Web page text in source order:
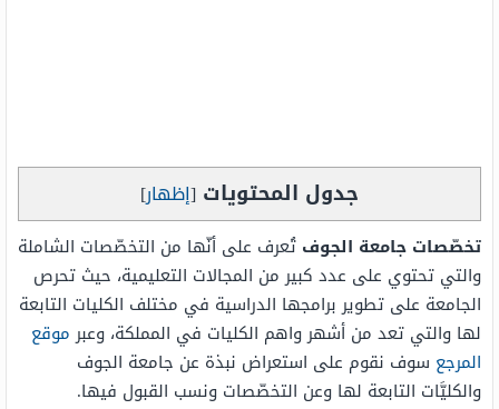
جدول المحتويات [إظهار]
تخصّصات جامعة الجوف تُعرف على أنّها من التخصّصات الشاملة
والتي تحتوي على عدد كبير من المجالات التعليمية، حيث تحرص
الجامعة على تطوير برامجها الدراسية في مختلف الكليات التابعة
لها والتي تعد من أشهر واهم الكليات في المملكة، وعبرموقع
المرجع سوف نقوم على استعراض نبذة عن جامعة الجوف
والكليَّات التابعة لها وعن التخصّصات ونسب القبول فيها.